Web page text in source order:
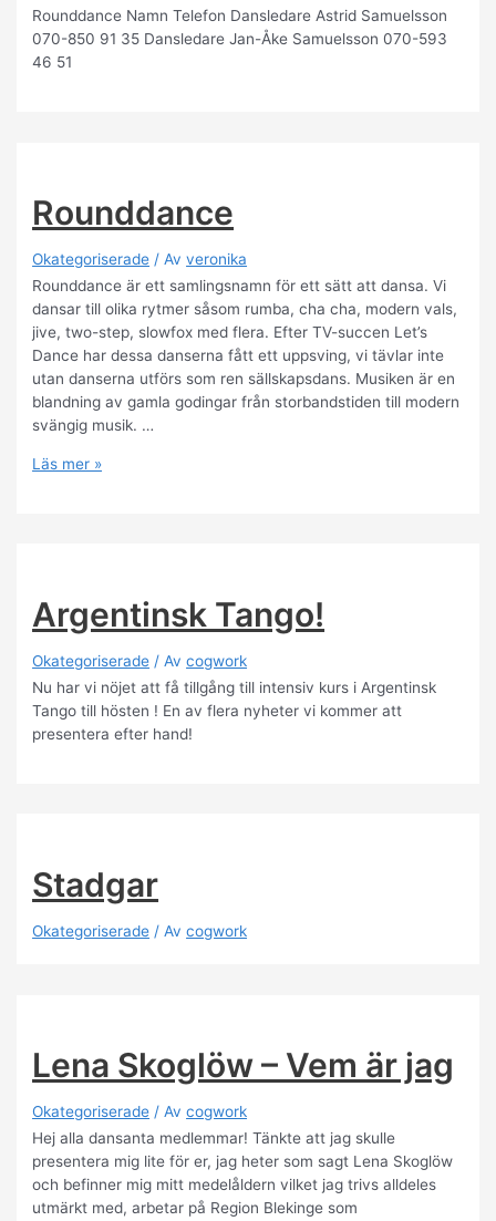
Rounddance Namn Telefon Dansledare Astrid Samuelsson
070-850 91 35 Dansledare Jan-Åke Samuelsson 070-593
46 51
Rounddance
Okategoriserade / Av veronika
Rounddance är ett samlingsnamn för ett sätt att dansa. Vi
dansar till olika rytmer såsom rumba, cha cha, modern vals,
jive, two-step, slowfox med flera. Efter TV-succen Let’s
Dance har dessa danserna fått ett uppsving, vi tävlar inte
utan danserna utförs som ren sällskapsdans. Musiken är en
blandning av gamla godingar från storbandstiden till modern
svängig musik. …
Rounddance
Läs mer »
Argentinsk Tango!
Okategoriserade / Av cogwork
Nu har vi nöjet att få tillgång till intensiv kurs i Argentinsk
Tango till hösten ! En av flera nyheter vi kommer att
presentera efter hand!
Stadgar
Okategoriserade / Av cogwork
Lena Skoglöw – Vem är jag
Okategoriserade / Av cogwork
Hej alla dansanta medlemmar! Tänkte att jag skulle
presentera mig lite för er, jag heter som sagt Lena Skoglöw
och befinner mig mitt medelåldern vilket jag trivs alldeles
utmärkt med, arbetar på Region Blekinge som